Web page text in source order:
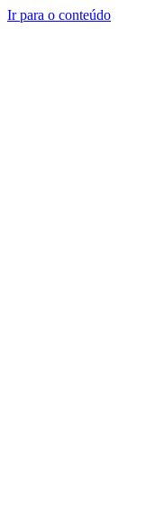
Ir para o conteúdo